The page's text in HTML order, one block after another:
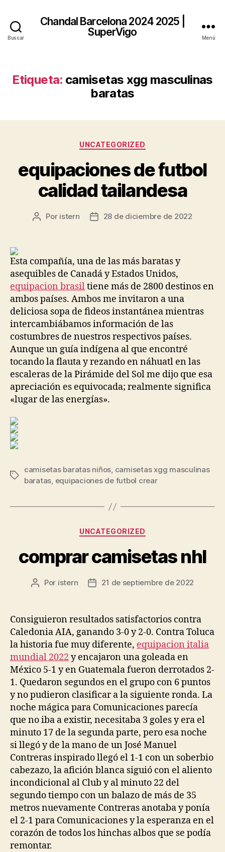
Buscar
Chandal Barcelona 2024 2025 |
SuperVigo
Menú
Etiqueta: camisetas xgg masculinas
baratas
Categorías
UNCATEGORIZED
equipaciones de futbol
calidad tailandesa
Autor
Por istern
Fecha28 de diciembre de 2022
Esta compañía, una de las más baratas y
asequibles de Canadá y Estados Unidos,
equipacion brasiltiene más de 2800 destinos en
ambos países. Ambos me invitaron a una
deliciosa sopa de fideos instantánea mientras
intercambiábamos información de las
costumbres de nuestros respectivos países.
Aunque un guía indígena al que encontré
tocando la flauta y rezando en náhuatl en las
escaleras de la Pirámide del Sol me dijo que esa
apreciación es equivocada; realmente significa
«lugar de las energías».
Etiquetas
camisetas baratas niños, camisetas xgg masculinas
baratas, equipaciones de futbol crear
Categorías
UNCATEGORIZED
comprar camisetas nhl
Autor
entrada
Por istern
Fecha
entrada
21 de septiembre de 2022
Consiguieron resultados satisfactorios contra
Caledonia AIA, ganando 3-0 y 2-0. Contra Toluca
la historia fue muy diferente, equipacion italia
mundial 2022 y encajaron una goleada en
México 5-1 y en Guatemala fueron derrotados 2-
1. Quedaron segundos en el grupo con 6 puntos
y no pudieron clasificar a la siguiente ronda. La
noche mágica para Comunicaciones parecía
que no iba a existir, necesitaba 3 goles y era el
minuto 17 de la segunda parte, pero esa noche
si llegó y de la mano de un José Manuel
Contreras inspirado llegó el 1-1 con un soberbio
cabezazo, la afición blanca siguió con el aliento
incondicional al Club y al minuto 22 del
segundo tiempo con un balazo de más de 35
metros nuevamente Contreras anotaba y ponía
el 2-1 para Comunicaciones y la esperanza en el
corazón de todos los hinchas albos que se podía
remontar.